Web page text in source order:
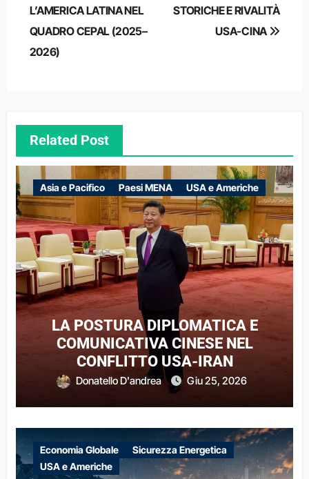
L’AMERICA LATINA NEL
QUADRO CEPAL (2025–
2026)
STORICHE E RIVALITÀ
USA-CINA
Related Post
Asia e Pacifico Paesi MENA USA e Americhe
LA POSTURA DIPLOMATICA E
COMUNICATIVA CINESE NEL
CONFLITTO USA-IRAN
Donatello D'andrea Giu 25, 2026
Economia Globale
Sicurezza Energetica
USA e Americhe